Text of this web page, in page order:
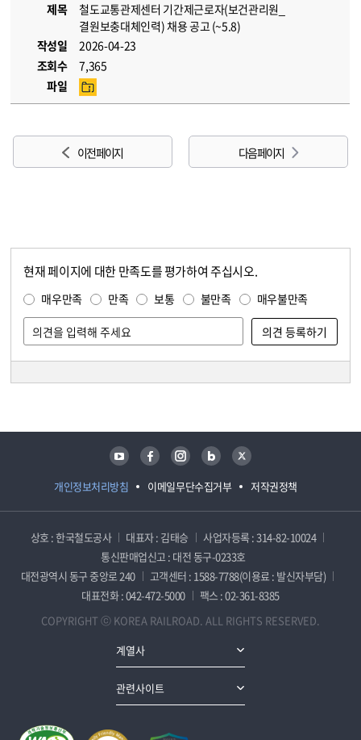
제목
철도교통관제센터 기간제근로자(보건관리원_
결원보충대체인력) 채용 공고 (~5.8)
작성일
2026-04-23
조회수
7,365
파일
이전 페이지 다음 페이지
현재 페이지에 대한 만족도를 평가하여 주십시오.
매우만족 만족 보통 불만족 매우불만족
개인정보처리방침 이메일무단수집거부 저작권정책
유튜브 페이스북 인스타그램 블로그 트위터
상호 : 한국철도공사 대표자 : 김태승
사업자등록 : 314-82-10024
통신판매업신고 : 대전 동구-0233호
대전광역시 동구 중앙로 240
고객센터 : 1588-7788(이용료 : 발신자부담)
대표전화 : 042-472-5000
팩스 : 02-361-8385
COPYRIGHT ⓒ KOREA RAILROAD. ALL RIGHTS RESERVED.
계열사
관련사이트